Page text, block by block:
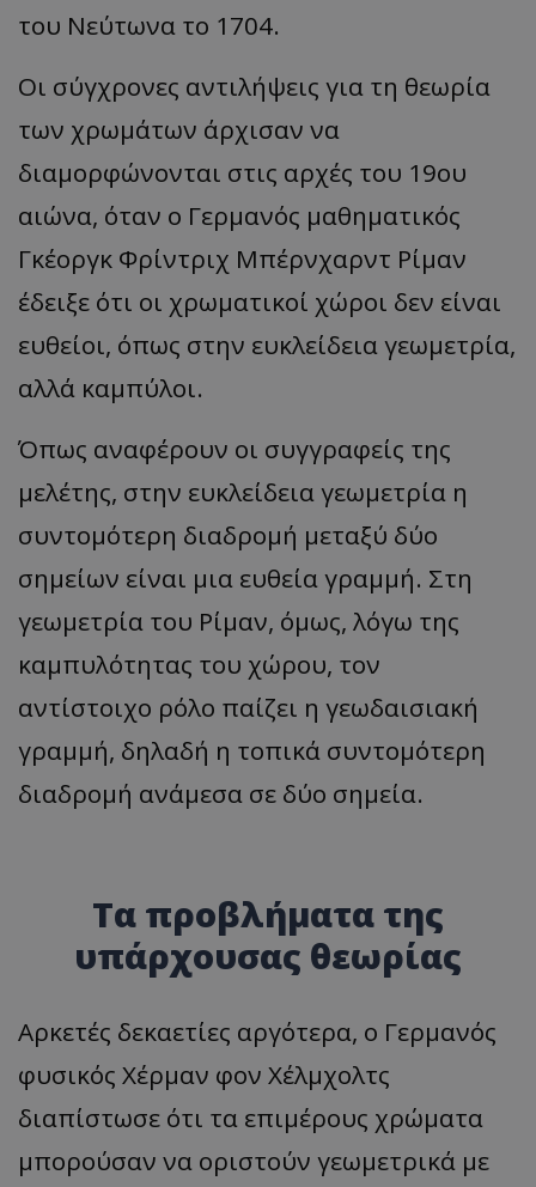
του Νεύτωνα το 1704.
Οι σύγχρονες αντιλήψεις για τη θεωρία
των χρωμάτων άρχισαν να
διαμορφώνονται στις αρχές του 19ου
αιώνα, όταν ο Γερμανός μαθηματικός
Γκέοργκ Φρίντριχ Μπέρνχαρντ Ρίμαν
έδειξε ότι οι χρωματικοί χώροι δεν είναι
ευθείοι, όπως στην ευκλείδεια γεωμετρία,
αλλά καμπύλοι.
Όπως αναφέρουν οι συγγραφείς της
μελέτης, στην ευκλείδεια γεωμετρία η
συντομότερη διαδρομή μεταξύ δύο
σημείων είναι μια ευθεία γραμμή. Στη
γεωμετρία του Ρίμαν, όμως, λόγω της
καμπυλότητας του χώρου, τον
αντίστοιχο ρόλο παίζει η γεωδαισιακή
γραμμή, δηλαδή η τοπικά συντομότερη
διαδρομή ανάμεσα σε δύο σημεία.
Τα προβλήματα της
υπάρχουσας θεωρίας
Αρκετές δεκαετίες αργότερα, ο Γερμανός
φυσικός Χέρμαν φον Χέλμχολτς
διαπίστωσε ότι τα επιμέρους χρώματα
μπορούσαν να οριστούν γεωμετρικά με